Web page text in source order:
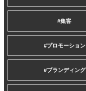
#集客
#プロモーション
#ブランディング